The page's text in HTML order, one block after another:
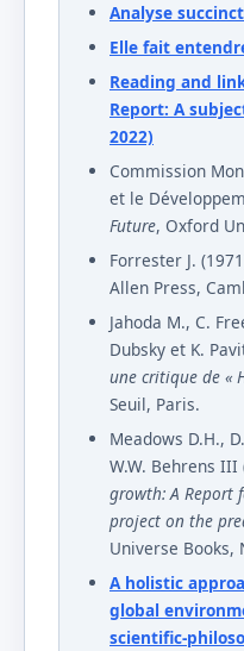
Analyse
Elle fait
Reading and
Report: A
2022)
Commission
et le
Future, Oxford
Forrester J.
Allen Press,
Jahoda M., C.
Dubsky et K.
une critique de «
Seuil, Paris.
Meadows D.H.,
W.W. Behrens III
growth: A Report
project on the
Universe Books,
A holistic
global
scientific-